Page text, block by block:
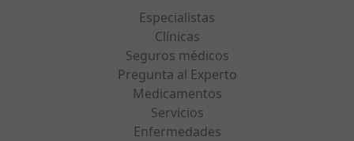
Especialistas
Clínicas
Seguros médicos
Pregunta al Experto
Medicamentos
Servicios
Enfermedades